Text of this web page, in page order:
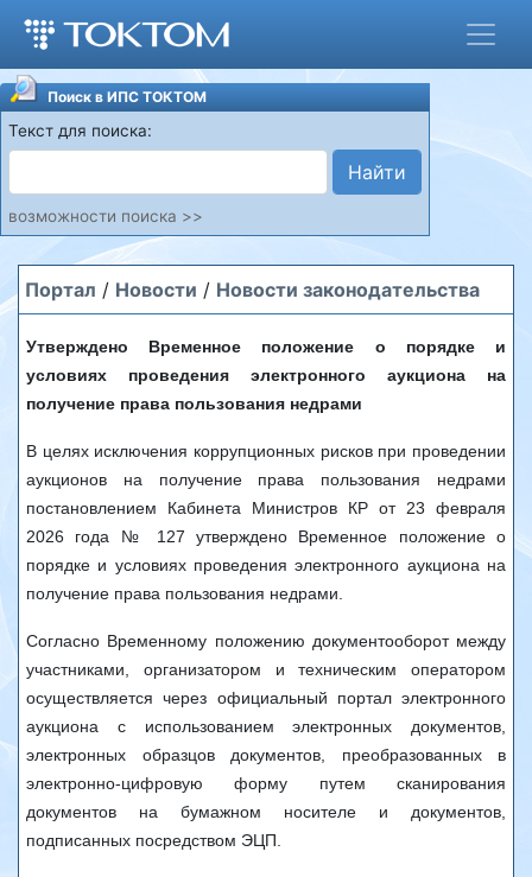
Поиск в ИПС ТОКТОМ
Текст для поиска:
Найти
возможности поиска >>
Портал / Новости / Новости законодательства
Утверждено Временное положение о порядке и
условиях проведения электронного аукциона на
получение права пользования недрами
В целях исключения коррупционных рисков при проведении
аукционов на получение права пользования недрами
постановлением Кабинета Министров КР от 23 февраля
2026 года № 127 утверждено Временное положение о
порядке и условиях проведения электронного аукциона на
получение права пользования недрами.
Согласно Временному положению документооборот между
участниками, организатором и техническим оператором
осуществляется через официальный портал электронного
аукциона с использованием электронных документов,
электронных образцов документов, преобразованных в
электронно-цифровую форму путем сканирования
документов на бумажном носителе и документов,
подписанных посредством ЭЦП.